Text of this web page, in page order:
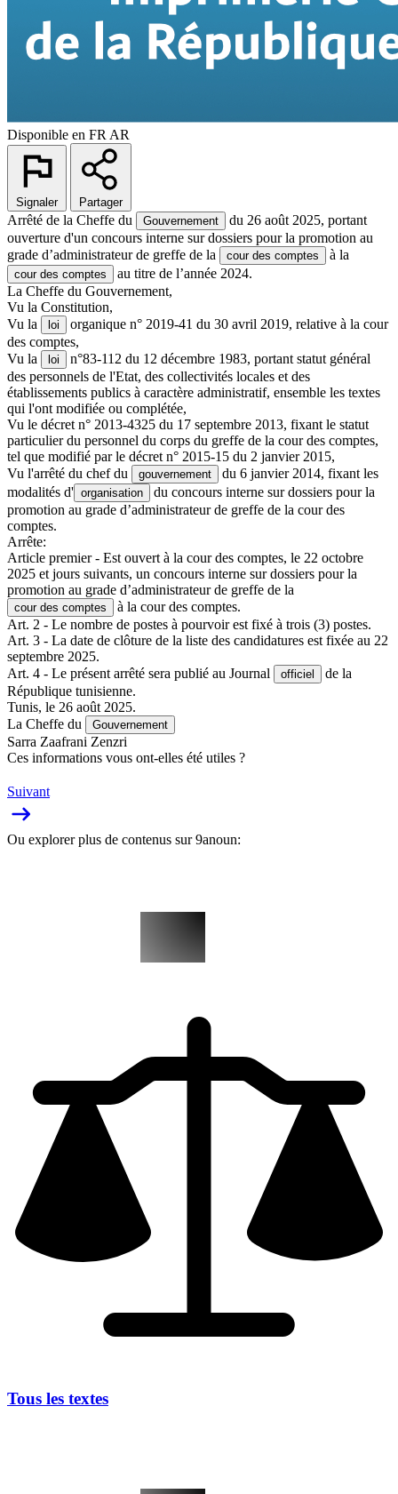
Disponible en FR AR
Signaler Partager
Arrêté de la Cheffe du Gouvernement
du 26 août 2025, portant
ouverture d'un concours interne sur dossiers pour la promotion au
grade d’administrateur de greffe de la
cour des comptes à la
cour des comptes
au titre de l’année 2024.
La Cheffe du Gouvernement,
Vu la Constitution,
Vu la
loi
organique n° 2019-41 du 30 avril 2019, relative à la cour
des comptes,
Vu la
loi
n°83-112 du 12 décembre 1983, portant statut général
des personnels de l'Etat, des collectivités locales et des
établissements publics à caractère administratif, ensemble les textes
qui l'ont modifiée ou complétée,
Vu le décret n° 2013-4325 du 17 septembre 2013, fixant le statut
particulier du personnel du corps du greffe de la cour des comptes,
tel que modifié par le décret n° 2015-15 du 2 janvier 2015,
Vu l'arrêté du chef du
gouvernement
du 6 janvier 2014, fixant les
modalités d' organisation
du concours interne sur dossiers pour la
promotion au grade d’administrateur de greffe de la cour des
comptes.
Arrête:
Article premier - Est ouvert à la cour des comptes, le 22 octobre
2025 et jours suivants, un concours interne sur dossiers pour la
promotion au grade d’administrateur de greffe de la
cour des comptes
à la cour des comptes.
Art. 2 - Le nombre de postes à pourvoir est fixé à trois (3) postes.
Art. 3 - La date de clôture de la liste des candidatures est fixée au 22
septembre 2025.
Art. 4 - Le présent arrêté sera publié au Journal
officiel
de la
République tunisienne.
Tunis, le 26 août 2025.
La Cheffe du
Gouvernement
Sarra Zaafrani Zenzri
Ces informations vous ont-elles été utiles ?
Suivant
Ou explorer plus de contenus sur 9anoun:
Tous les textes